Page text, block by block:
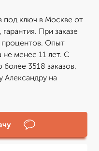
под ключ в Москве от
При заказе
процентов. Опыт
не менее 11 лет. С
3518 заказов.
Александру на